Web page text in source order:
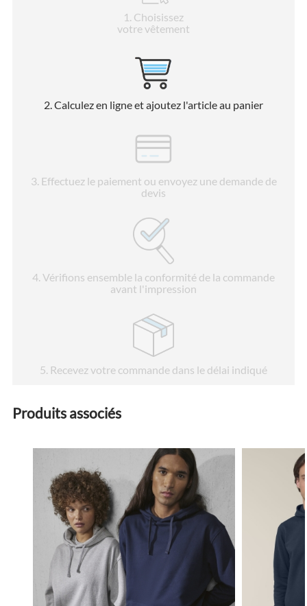
1 . Choisissez
votre vêtement
2. Calculez en ligne et ajoutez l'article au panier
3. Effectuez le paiement ou envoyez une demande de
devis
4 . Vérifions ensemble la conformité de la commande
avant l'impression
5. Recevez votre commande dans le délai indiqué
Produits associés